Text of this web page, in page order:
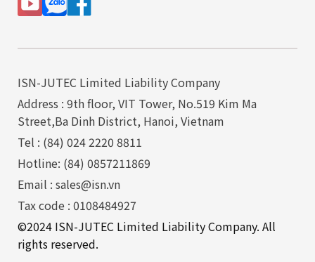
ISN-JUTEC Limited Liability Company
Address : 9th floor, VIT Tower, No.519 Kim Ma
Street,Ba Dinh District, Hanoi, Vietnam
Tel : (84) 024 2220 8811
Hotline: (84) 0857211869
Email : sales@isn.vn
Tax code : 0108484927
©2024 ISN-JUTEC Limited Liability Company. All
rights reserved.